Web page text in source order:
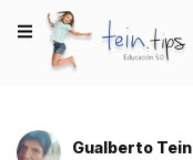
Gualberto Tein